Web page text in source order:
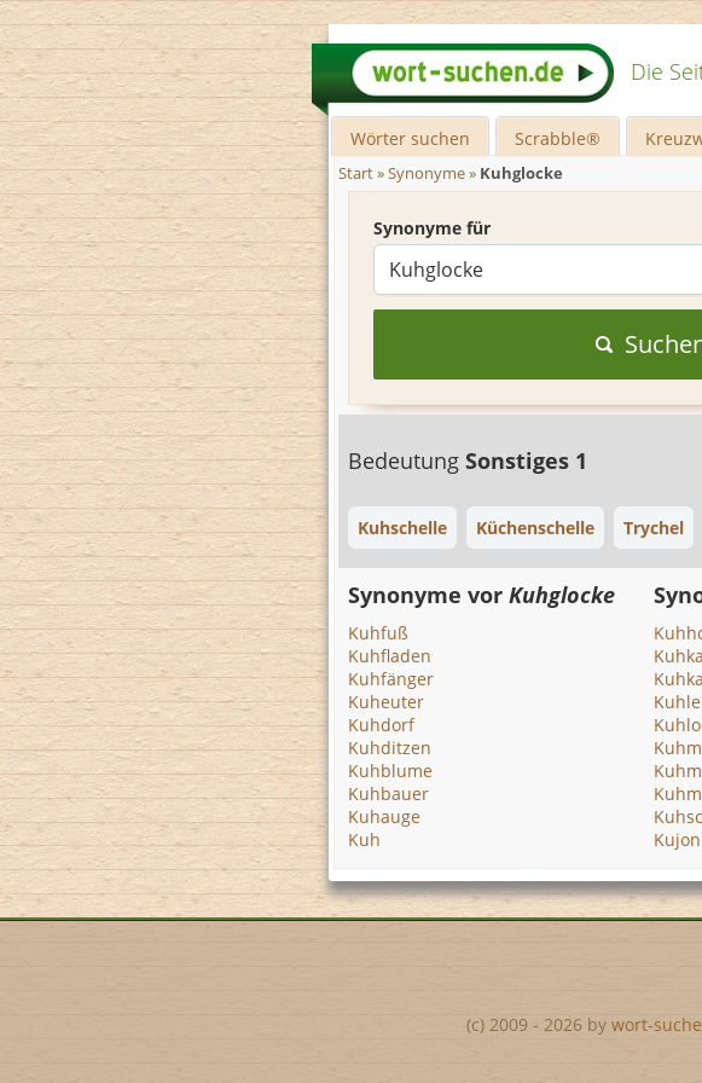
Die
Wörter suchen Scrabble®
Start»Synonyme» Kuhglocke
Synonyme für
Bedeutung Sonstiges 1
Kuhschelle Küchenschelle Trychel
Synonyme vor Kuhglocke
Kuhfuß
Kuhfladen
Kuhfänger
Kuheuter
Kuhdorf
Kuhditzen
Kuhblume
Kuhbauer
Kuhauge
Kuh
Kujon
(c) 2009 - 2026 by wort-